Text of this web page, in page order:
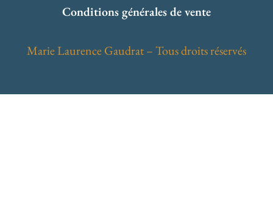
Conditions générales de vente
Marie Laurence Gaudrat –Tous droits réservés